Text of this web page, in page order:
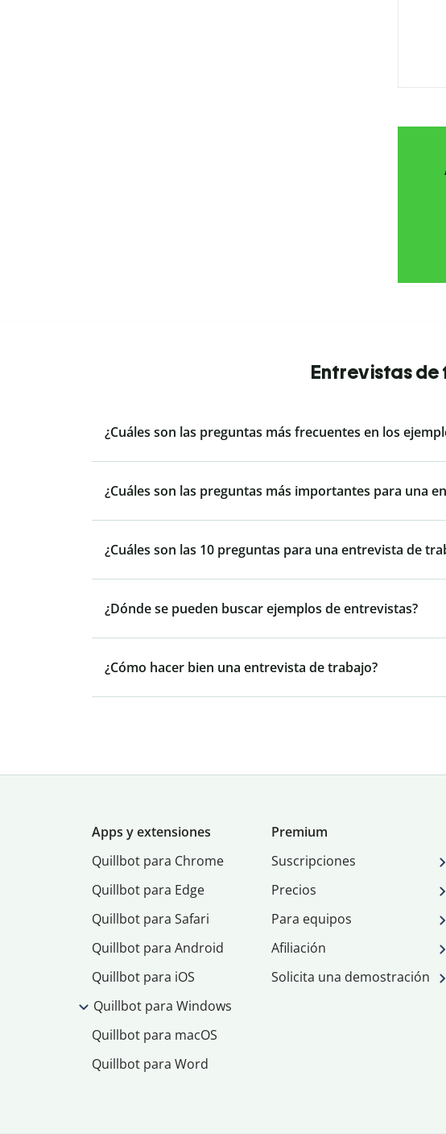
Entrevistas
¿Cuáles son las preguntas más frecuentes en los
¿Cuáles son las preguntas más importantes para una
¿Cuáles son las 10 preguntas para una entrevista de
¿Dónde se pueden buscar ejemplos de entrevistas?
¿Cómo hacer bien una entrevista de trabajo?
Apps y extensiones
Quillbot para Chrome
Quillbot para Edge
Quillbot para Safari
Quillbot para Android
Quillbot para iOS
Quillbot para Windows
Quillbot para macOS
Quillbot para Word
Premium
Suscripciones
Precios
Para equipos
Afiliación
Solicita una demostración